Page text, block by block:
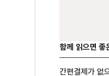
함께 읽으면 좋
간편결제가 없